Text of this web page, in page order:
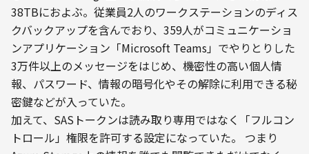
38TBにおよぶ。従業員2人のワークステーションのディス
クバックアップを含んでおり、359人がコミュニケーショ
ンアプリケーション「Microsoft Teams」でやりとりした
3万件以上のメッセージをはじめ、機密性の高い個人情
報、パスワード、情報の暗号化やその解除に利用できる秘
密鍵などが入っていた。
加えて、SASトークンは読み取り専用ではなく「フルコン
トロール」権限を許可する設定になっていた。 つまり